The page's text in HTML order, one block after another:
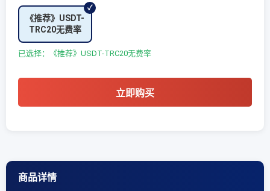
《推荐》USDT-
TRC20无费率
已选择：《推荐》USDT-TRC20无费率
立即购买
商品详情